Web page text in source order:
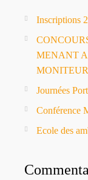
Inscriptions
MENANT
Journées
Conférence
Ecole des